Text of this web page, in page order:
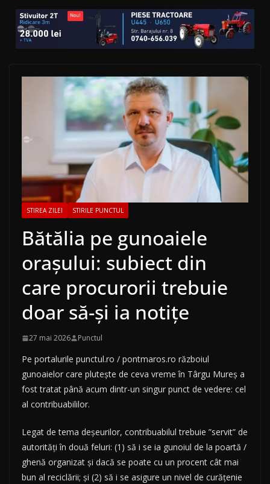
STIREA ZILEI STIRILE PUNCTUL
Bătălia pe gunoaiele
orașului: subiect din
care procurorii trebuie
doar să-și ia notițe
27 mai 2026 Punctul
Pe portalurile punctul.ro / pontmaros.ro războiul
gunoaielor care plutește de ceva vreme în Târgu Mureș a
fost tratat până acum dintr-un singur punct de vedere: cel
al contribuabililor.
Legat de tema deșeurilor, contribuabilul trebuie ”servit” de
autorități în două feluri: (1) să i se ia gunoiul de la poartă /
ghenă organizat și dacă se poate cu un procent cât mai
bun al reciclării; și (2) să i se asigure un nivel de curățenie